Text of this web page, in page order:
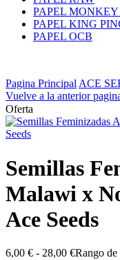
PAPEL
PAPEL KING
PAPEL OCB
Pagina Principal ACE
Vuelve a la anterior
Oferta
Semillas
Malawi x
Ace Seeds
6,00 € - 28,00 €Rango de